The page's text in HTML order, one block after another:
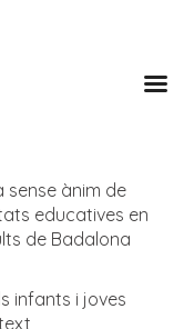
sense ànim de
educatives en
de Badalona
infants i joves